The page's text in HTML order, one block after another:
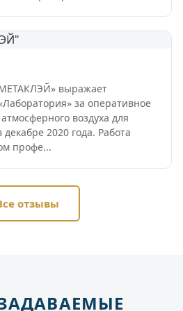
выражает
за оперативное
воздуха для
2020 года. Работа
профе...
отзывы